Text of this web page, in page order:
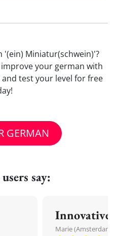
Miniatur(schwein)'?
your german with
test your level for free
GERMAN
say:
Innovative
Marie